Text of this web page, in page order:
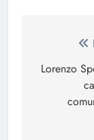
articoli
Lorenzo